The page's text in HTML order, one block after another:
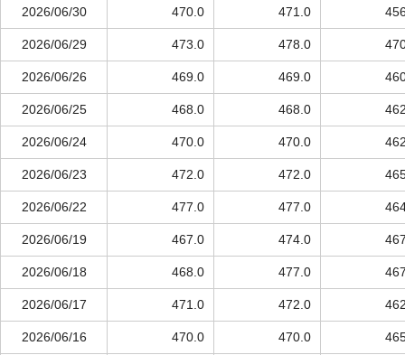
2026/06/30 470.0 471.0
2026/06/29 473.0 478.0
2026/06/26 469.0 469.0
2026/06/25 468.0 468.0
2026/06/24 470.0 470.0
2026/06/23 472.0 472.0
2026/06/22 477.0 477.0
2026/06/19 467.0 474.0
2026/06/18 468.0 477.0
2026/06/17 471.0 472.0
2026/06/16 470.0 470.0